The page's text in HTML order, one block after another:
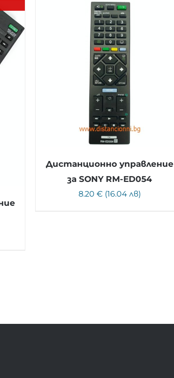
Дистанционно управление
за SONY RM-ED054
8.20 € (16.04 лв)